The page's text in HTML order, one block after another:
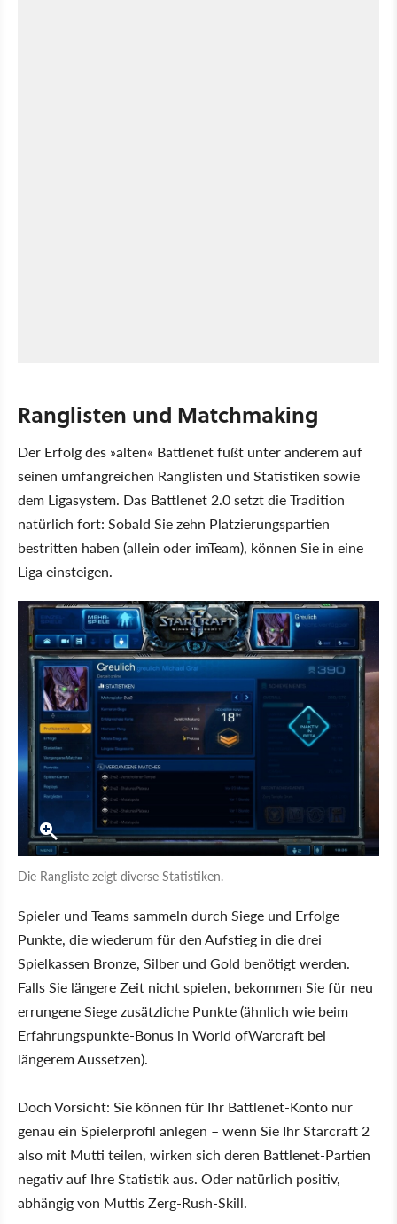
Ranglisten und Matchmaking
Der Erfolg des »alten« Battlenet fußt unter anderem auf
seinen umfangreichen Ranglisten und Statistiken sowie
dem Ligasystem. Das Battlenet 2.0 setzt die Tradition
natürlich fort: Sobald Sie zehn Platzierungspartien
bestritten haben (allein oder imTeam), können Sie in eine
Liga einsteigen.
Die Rangliste zeigt diverse Statistiken.
Spieler und Teams sammeln durch Siege und Erfolge
Punkte, die wiederum für den Aufstieg in die drei
Spielkassen Bronze, Silber und Gold benötigt werden.
Falls Sie längere Zeit nicht spielen, bekommen Sie für neu
errungene Siege zusätzliche Punkte (ähnlich wie beim
Erfahrungspunkte-Bonus in World ofWarcraft bei
längerem Aussetzen).
Doch Vorsicht: Sie können für Ihr Battlenet-Konto nur
genau ein Spielerprofil anlegen – wenn Sie Ihr Starcraft 2
also mit Mutti teilen, wirken sich deren Battlenet-Partien
negativ auf Ihre Statistik aus. Oder natürlich positiv,
abhängig von Muttis Zerg-Rush-Skill.